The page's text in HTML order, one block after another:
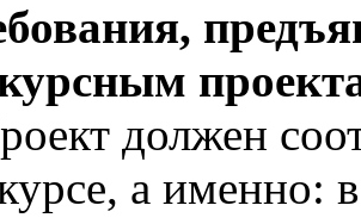
должен
а именно: